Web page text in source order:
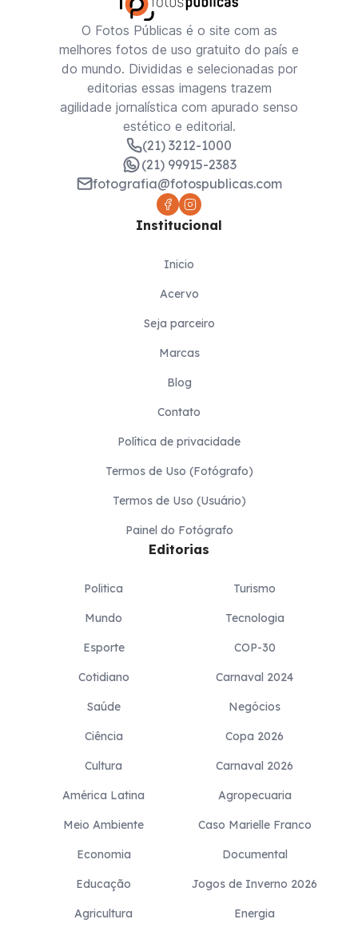
O Fotos Públicas é o site com as
melhores fotos de uso gratuito do país e
do mundo. Divididas e selecionadas por
editorias essas imagens trazem
agilidade jornalística com apurado senso
estético e editorial.
(21) 3212-1000
(21) 99915-2383
fotografia@fotospublicas.com
Institucional
Inicio
Acervo
Seja parceiro
Marcas
Blog
Contato
Política de privacidade
Termos de Uso (Fotógrafo)
Termos de Uso (Usuário)
Painel do Fotógrafo
Editorias
Politica
Mundo
Esporte
Cotidiano
Saúde
Ciência
Cultura
América Latina
Meio Ambiente
Economia
Educação
Agricultura
Turismo
Tecnologia
COP-30
Carnaval 2024
Negócios
Copa 2026
Carnaval 2026
Agropecuaria
Caso Marielle Franco
Documental
Jogos de Inverno 2026
Energia